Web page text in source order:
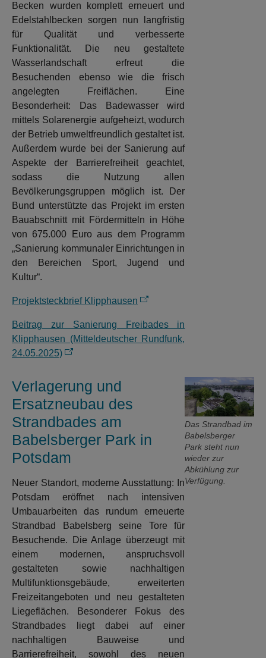
Becken wurden komplett erneuert und
Edelstahlbecken sorgen nun langfristig
für Qualität und verbesserte
Funktionalität. Die neu gestaltete
Wasserlandschaft erfreut die
Besuchenden ebenso wie die frisch
angelegten Freiflächen. Eine
Besonderheit: Das Badewasser wird
mittels Solarenergie aufgeheizt, wodurch
der Betrieb umweltfreundlich gestaltet ist.
Außerdem wurde bei der Sanierung auf
Aspekte der Barrierefreiheit geachtet,
sodass die Nutzung allen
Bevölkerungsgruppen möglich ist. Der
Bund unterstützte das Projekt im ersten
Bauabschnitt mit Fördermitteln in Höhe
von 675.000 Euro aus dem Programm
„Sanierung kommunaler Einrichtungen in
den Bereichen Sport, Jugend und
Kultur“.
Projektsteckbrief Klipphausen
Beitrag zur Sanierung Freibades in
Klipphausen (Mitteldeutscher Rundfunk,
24.05.2025)
Das Strandbad im
Babelsberger
Park steht nun
wieder zur
Abkühlung zur
Verfügung.
Verlagerung und
Ersatzneubau des
Strandbades am
Babelsberger Park in
Potsdam
Neuer Standort, moderne Ausstattung: In
Potsdam eröffnet nach intensiven
Umbauarbeiten das rundum erneuerte
Strandbad Babelsberg seine Tore für
Besuchende. Die Anlage überzeugt mit
einem modernen, anspruchsvoll
gestalteten sowie nachhaltigen
Multifunktionsgebäude, erweiterten
Freizeitangeboten und neu gestalteten
Liegeflächen. Besonderer Fokus des
Strandbades liegt dabei auf einer
nachhaltigen Bauweise und
Barrierefreiheit, sowohl des neuen